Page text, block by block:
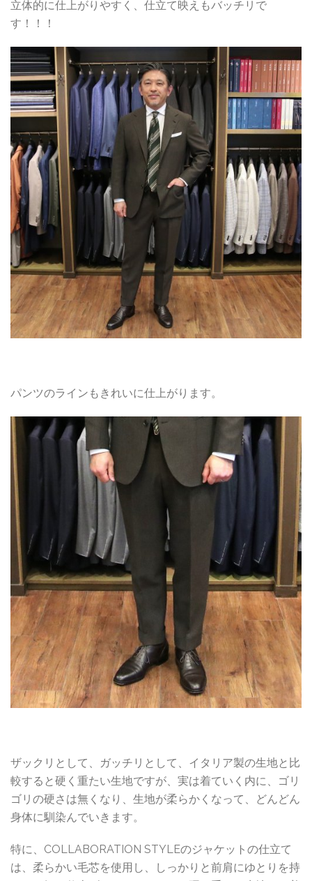
立体的に仕上がりやすく、仕立て映えもバッチリで
す！！！
パンツのラインもきれいに仕上がります。
ザックリとして、ガッチリとして、イタリア製の生地と比
較すると硬く重たい生地ですが、実は着ていく内に、ゴリ
ゴリの硬さは無くなり、生地が柔らかくなって、どんどん
身体に馴染んでいきます。
特に、COLLABORATION STYLEのジャケットの仕立て
は、柔らかい毛芯を使用し、しっかりと前肩にゆとりを持